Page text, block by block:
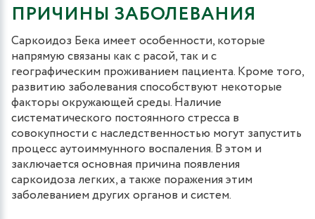
ПРИЧИНЫ ЗАБОЛЕВАНИЯ
Саркоидоз Бека имеет особенности, которые
напрямую связаны как с расой, так и с
географическим проживанием пациента. Кроме того,
развитию заболевания способствуют некоторые
факторы окружающей среды. Наличие
систематического постоянного стресса в
совокупности с наследственностью могут запустить
процесс аутоиммунного воспаления. В этом и
заключается основная причина появления
саркоидоза легких, а также поражения этим
заболеванием других органов и систем.